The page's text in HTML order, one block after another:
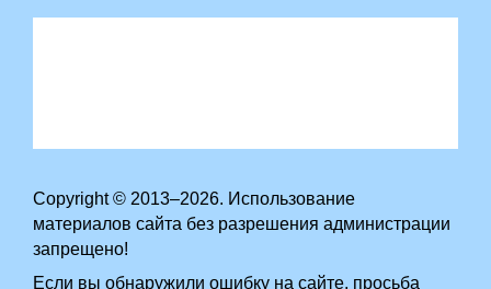
Copyright © 2013–2026. Использование
материалов сайта без разрешения администрации
запрещено!
Если вы обнаружили ошибку на сайте, просьба